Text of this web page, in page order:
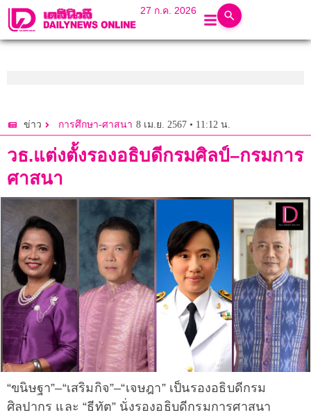
27 ก.ค. 2026
ข่าว การศึกษา-ศาสนา 8 เม.ย. 2567 • 11:12 น.
วธ.แต่งตั้งรองอธิบดีกรมศิลป์–กรมการ
ศาสนา
“ขนิษฐา”–“เสริมกิจ”–“เจษฎา” เป็นรองอธิบดีกรม
ศิลปากร และ “ธีทัต” นั่งรองอธิบดีกรมการศาสนา